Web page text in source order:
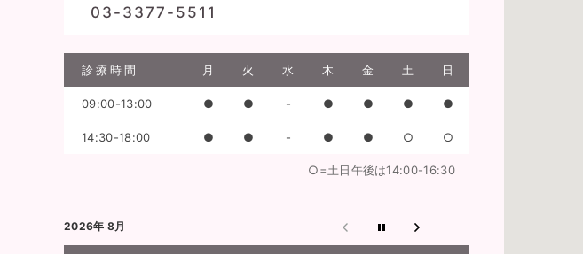
03-3377-5511
診療時間 月 火 水 木 金 土 日
09:00-13:00 ● ● - ● ● ● ●
14:30-18:00 ● ● - ● ● ○ ○
○=土日午後は14:00-16:30
2026年 8月